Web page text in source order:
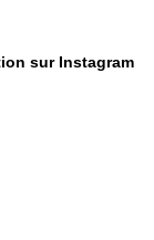
sur Instagram